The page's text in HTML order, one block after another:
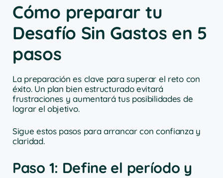
Cómo preparar tu
Desafío Sin Gastos en 5
pasos
La preparación es clave para superar el reto con
éxito. Un plan bien estructurado evitará
frustraciones y aumentará tus posibilidades de
lograr el objetivo.
Sigue estos pasos para arrancar con confianza y
claridad.
Paso 1: Define el período y